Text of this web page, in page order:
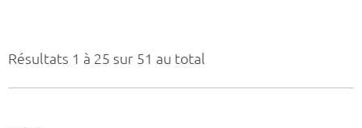
Résultats 1 à 25 sur 51 au total